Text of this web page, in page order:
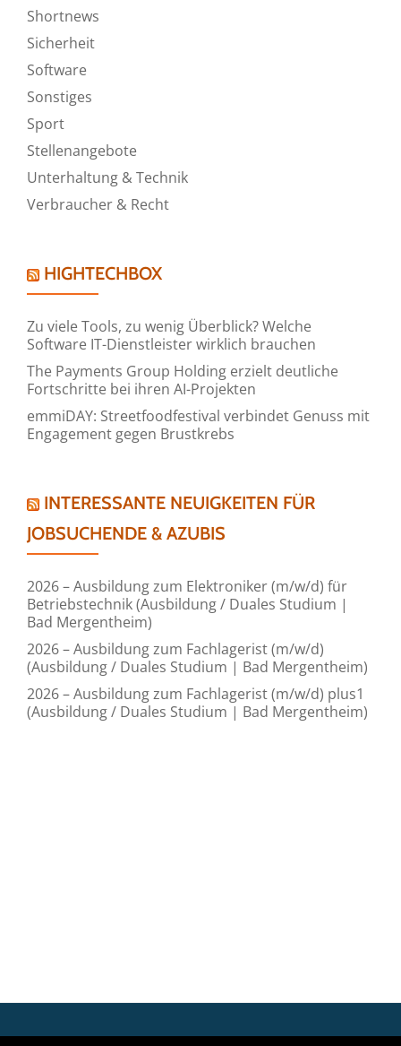
Shortnews
Sicherheit
Software
Sonstiges
Sport
Stellenangebote
Unterhaltung & Technik
Verbraucher & Recht
HIGHTECHBOX
Zu viele Tools, zu wenig Überblick? Welche
Software IT-Dienstleister wirklich brauchen
The Payments Group Holding erzielt deutliche
Fortschritte bei ihren AI-Projekten
emmiDAY: Streetfoodfestival verbindet Genuss mit
Engagement gegen Brustkrebs
INTERESSANTE NEUIGKEITEN FÜR
JOBSUCHENDE & AZUBIS
2026 – Ausbildung zum Elektroniker (m/w/d) für
Betriebstechnik (Ausbildung / Duales Studium |
Bad Mergentheim)
2026 – Ausbildung zum Fachlagerist (m/w/d)
(Ausbildung / Duales Studium | Bad Mergentheim)
2026 – Ausbildung zum Fachlagerist (m/w/d) plus1
(Ausbildung / Duales Studium | Bad Mergentheim)